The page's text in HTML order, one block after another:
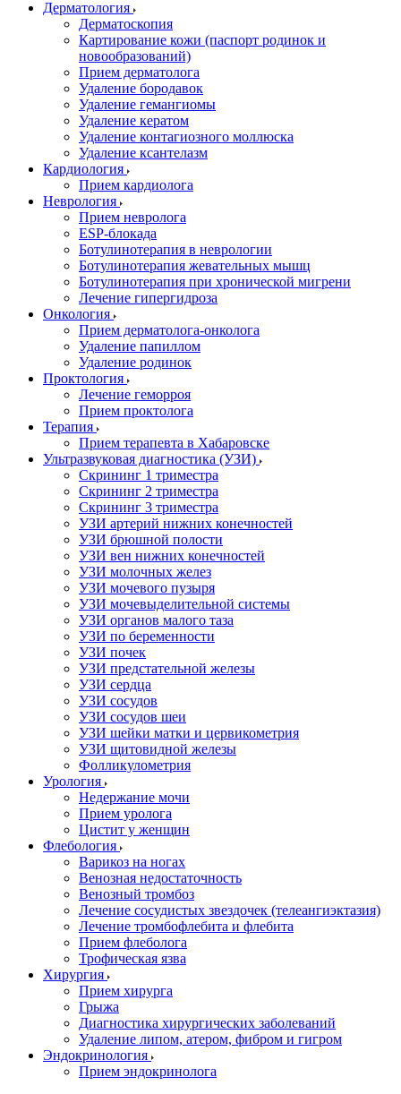
Дерматология
Дерматоскопия
Картирование кожи (паспорт родинок и
новообразований)
Прием дерматолога
Удаление бородавок
Удаление гемангиомы
Удаление кератом
Удаление контагиозного моллюска
Удаление ксантелазм
Кардиология
Прием кардиолога
Неврология
Прием невролога
ESP-блокада
Ботулинотерапия в неврологии
Ботулинотерапия жевательных мышц
Ботулинотерапия при хронической мигрени
Лечение гипергидроза
Онкология
Прием дерматолога-онколога
Удаление папиллом
Удаление родинок
Проктология
Лечение геморроя
Прием проктолога
Терапия
Прием терапевта в Хабаровске
Ультразвуковая диагностика (УЗИ)
Скрининг 1 триместра
Скрининг 2 триместра
Скрининг 3 триместра
УЗИ артерий нижних конечностей
УЗИ брюшной полости
УЗИ вен нижних конечностей
УЗИ молочных желез
УЗИ мочевого пузыря
УЗИ мочевыделительной системы
УЗИ органов малого таза
УЗИ по беременности
УЗИ почек
УЗИ предстательной железы
УЗИ сердца
УЗИ сосудов
УЗИ сосудов шеи
УЗИ шейки матки и цервикометрия
УЗИ щитовидной железы
Фолликулометрия
Урология
Недержание мочи
Прием уролога
Цистит у женщин
Флебология
Варикоз на ногах
Венозная недостаточность
Венозный тромбоз
Лечение сосудистых звездочек (телеангиэктазия)
Лечение тромбофлебита и флебита
Прием флеболога
Трофическая язва
Хирургия
Прием хирурга
Грыжа
Диагностика хирургических заболеваний
Удаление липом, атером, фибром и гигром
Эндокринология
Прием эндокринолога